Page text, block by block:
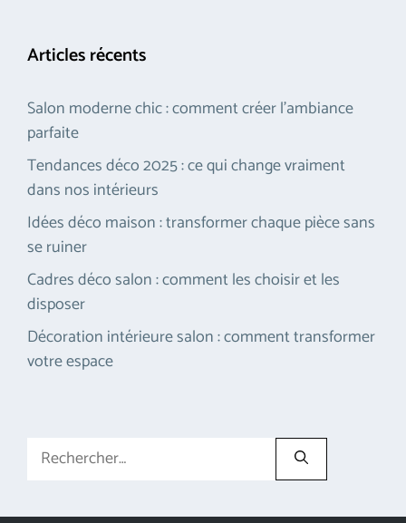
Articles récents
Salon moderne chic : comment créer l’ambiance
parfaite
Tendances déco 2025 : ce qui change vraiment
dans nos intérieurs
Idées déco maison : transformer chaque pièce sans
se ruiner
Cadres déco salon : comment les choisir et les
disposer
Décoration intérieure salon : comment transformer
votre espace
Rechercher :